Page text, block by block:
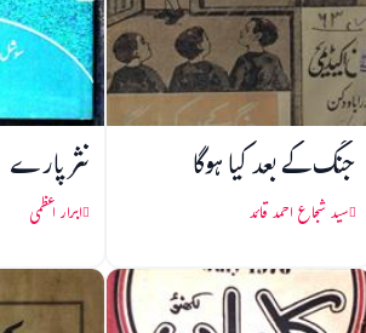
جنگ کے بعد کیا ہوگا
سید شجاع احمد قائد
نثر پارے
ابرار اعظمی